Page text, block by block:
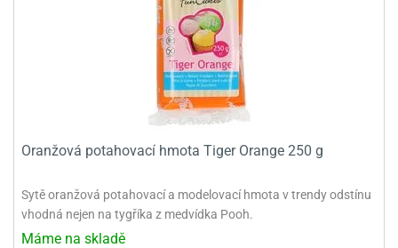
Oranžová potahovací hmota Tiger Orange 250 g
Sytě oranžová potahovací a modelovací hmota v trendy odstínu
vhodná nejen na tygříka z medvídka Pooh.
Máme na skladě